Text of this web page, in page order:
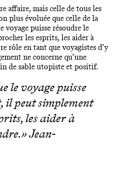
affaire, mais celle de tous les
plus évoluée que celle de la
voyage puisse résoudre le
les esprits, les aider à
rôle en tant que voyagistes d’y
ne concerne qu’une
de sable utopiste et positif.
le voyage puisse
il peut simplement
les aider à
Jean-